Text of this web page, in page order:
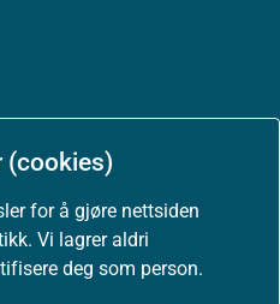
(cookies)
for å gjøre nettsiden
Vi lagrer aldri
deg som person.